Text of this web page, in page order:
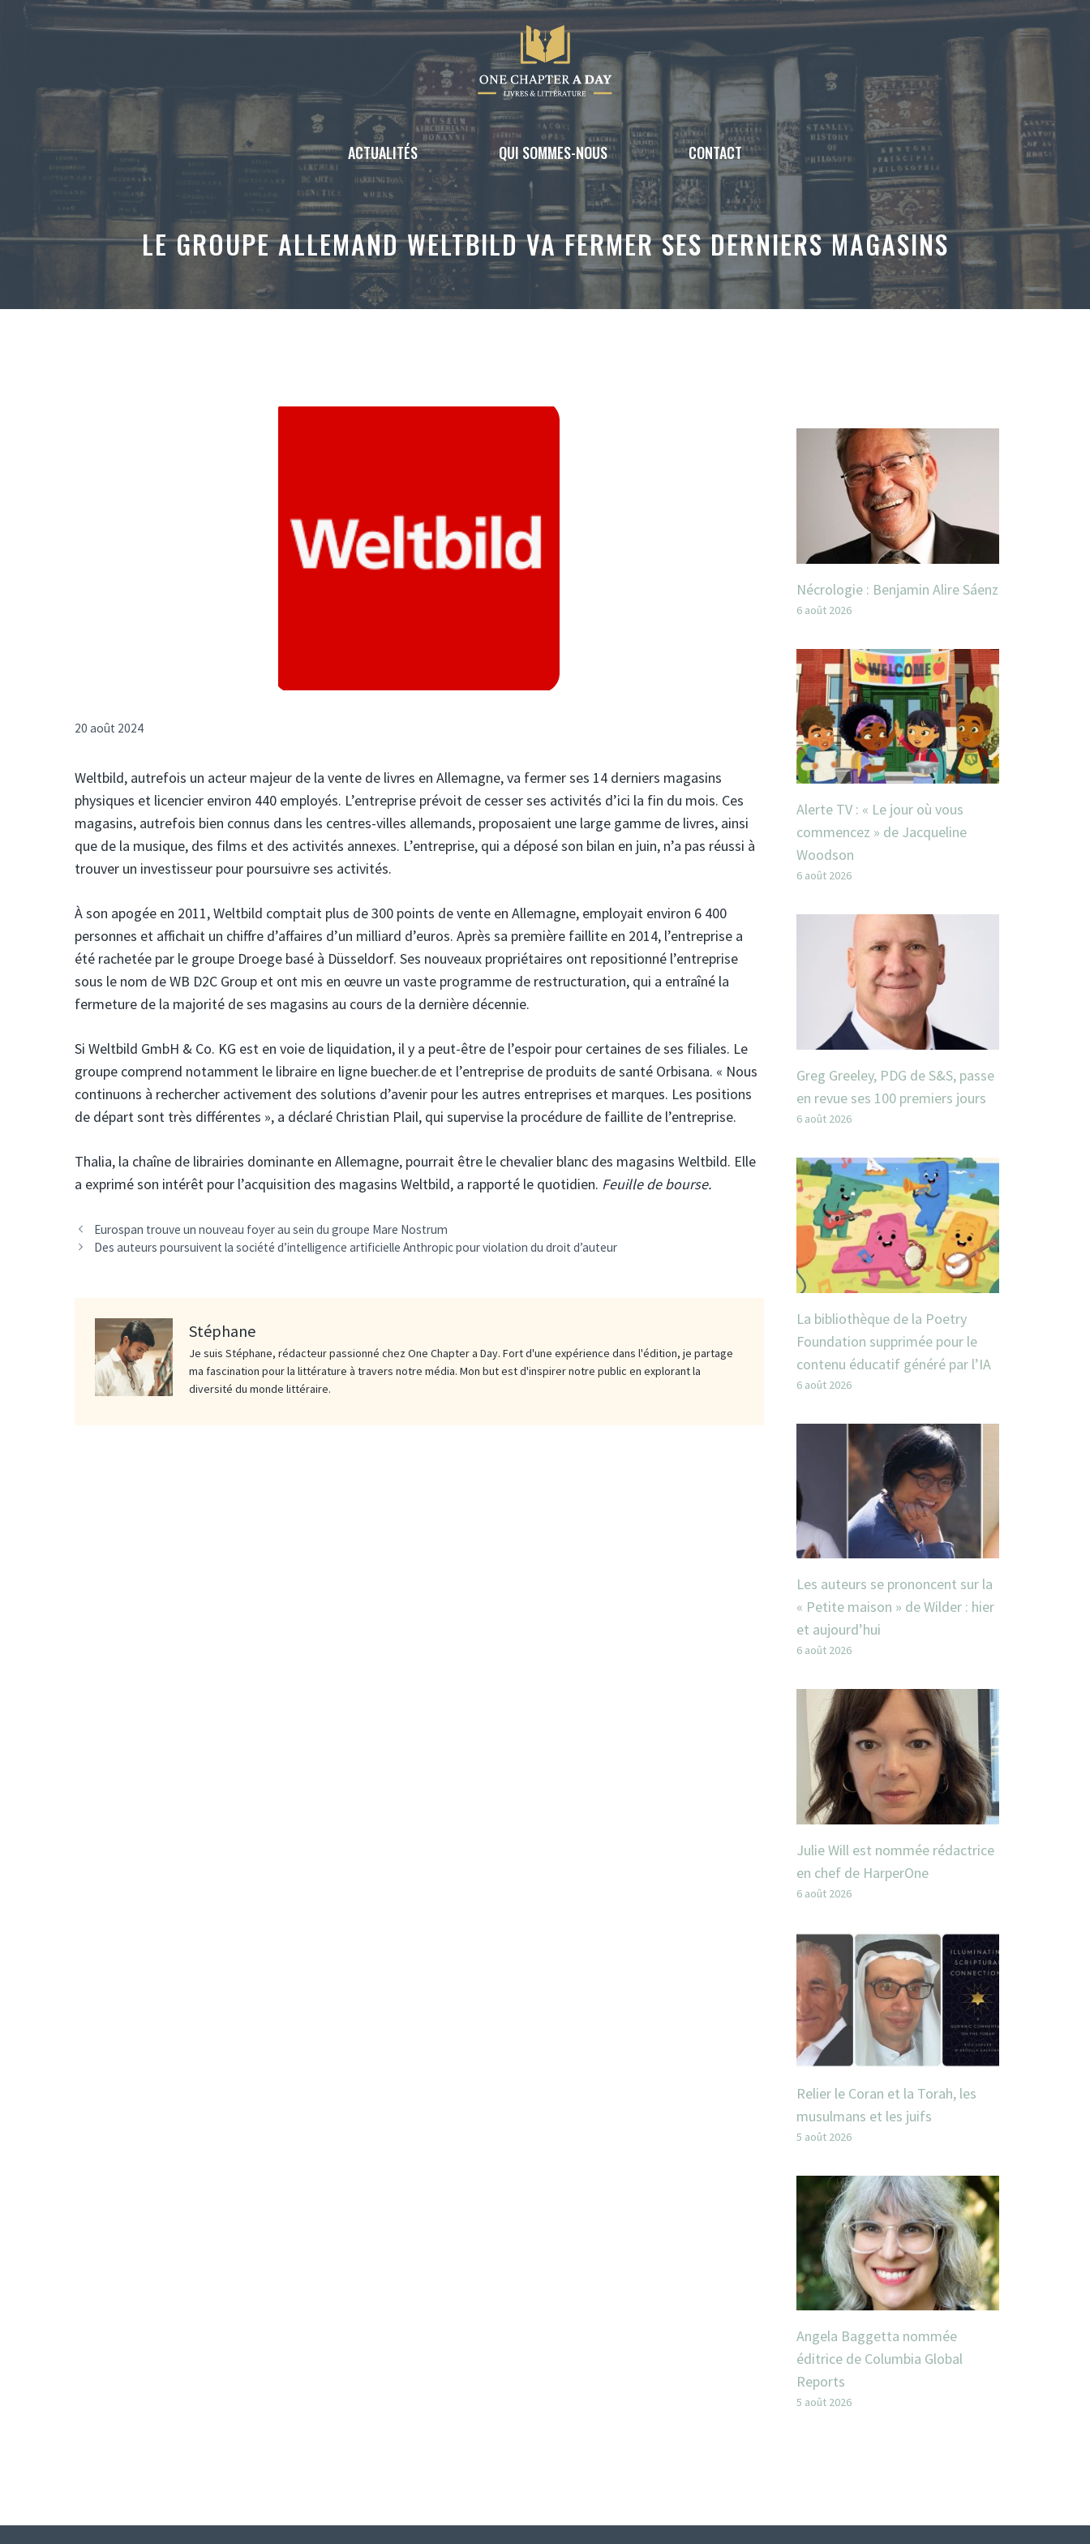
Aller
ACTUALITÉS QUI SOMMES-NOUS CONTACT
LE GROUPE ALLEMAND WELTBILD VA FERMER SES DERNIERS MAGASINS
20 août 2024
Weltbild, autrefois un acteur majeur de la vente de livres en Allemagne, va fermer ses 14 derniers magasins
physiques et licencier environ 440 employés. L’entreprise prévoit de cesser ses activités d’ici la fin du mois. Ces
magasins, autrefois bien connus dans les centres-villes allemands, proposaient une large gamme de livres, ainsi
que de la musique, des films et des activités annexes. L’entreprise, qui a déposé son bilan en juin, n’a pas réussi à
trouver un investisseur pour poursuivre ses activités.
À son apogée en 2011, Weltbild comptait plus de 300 points de vente en Allemagne, employait environ 6 400
personnes et affichait un chiffre d’affaires d’un milliard d’euros. Après sa première faillite en 2014, l’entreprise a
été rachetée par le groupe Droege basé à Düsseldorf. Ses nouveaux propriétaires ont repositionné l’entreprise
sous le nom de WB D2C Group et ont mis en œuvre un vaste programme de restructuration, qui a entraîné la
fermeture de la majorité de ses magasins au cours de la dernière décennie.
Si Weltbild GmbH & Co. KG est en voie de liquidation, il y a peut-être de l’espoir pour certaines de ses filiales. Le
groupe comprend notamment le libraire en ligne buecher.de et l’entreprise de produits de santé Orbisana. « Nous
continuons à rechercher activement des solutions d’avenir pour les autres entreprises et marques. Les positions
de départ sont très différentes », a déclaré Christian Plail, qui supervise la procédure de faillite de l’entreprise.
Thalia, la chaîne de librairies dominante en Allemagne, pourrait être le chevalier blanc des magasins Weltbild. Elle
a exprimé son intérêt pour l’acquisition des magasins Weltbild, a rapporté le quotidien. Feuille de bourse.
Eurospan trouve un nouveau foyer au sein du groupe Mare Nostrum
Des auteurs poursuivent la société d’intelligence artificielle Anthropic pour violation du droit d’auteur
Stéphane
Je suis Stéphane, rédacteur passionné chez One Chapter a Day. Fort d'une expérience dans l'édition, je partage
ma fascination pour la littérature à travers notre média. Mon but est d'inspirer notre public en explorant la
diversité du monde littéraire.
Nécrologie : Benjamin Alire Sáenz
6 août 2026
Alerte TV : « Le jour où vous
commencez » de Jacqueline
Woodson
6 août 2026
Greg Greeley, PDG de S&S, passe
en revue ses 100 premiers jours
6 août 2026
La bibliothèque de la Poetry
Foundation supprimée pour le
contenu éducatif généré par l’IA
6 août 2026
Les auteurs se prononcent sur la
« Petite maison » de Wilder : hier
et aujourd’hui
6 août 2026
Julie Will est nommée rédactrice
en chef de HarperOne
6 août 2026
Relier le Coran et la Torah, les
musulmans et les juifs
5 août 2026
Angela Baggetta nommée
éditrice de Columbia Global
Reports
5 août 2026